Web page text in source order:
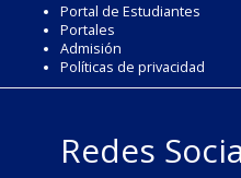
Portal de Estudiantes
Portales
Admisión
Políticas de privacidad
Redes